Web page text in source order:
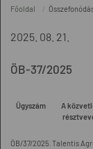
Főoldal
2025. 08. 21.
ÖB-37/2025
Ügyszám
A
ÖB/37/2025. Talentis